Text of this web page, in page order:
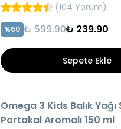
(104 Yorum)
%60 ₺ 599.90₺ 239.90
Sepete Ekle
AYNI GÜN KARGO
Omega 3 Kids Balık Yağı
Portakal Aromalı 150 ml